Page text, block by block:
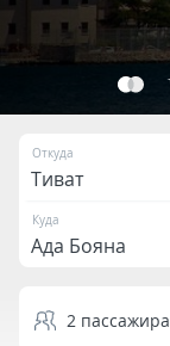
Откуда
Куда
2 пассажира